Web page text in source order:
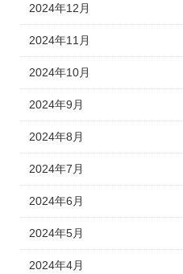
2024年12月
2024年11月
2024年10月
2024年9月
2024年8月
2024年7月
2024年6月
2024年5月
2024年4月